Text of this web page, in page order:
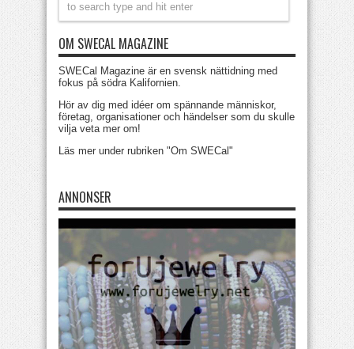
OM SWECAL MAGAZINE
SWECal Magazine är en svensk nättidning med
fokus på södra Kalifornien.
Hör av dig med idéer om spännande människor,
företag, organisationer och händelser som du skulle
vilja veta mer om!
Läs mer under rubriken "Om SWECal"
ANNONSER